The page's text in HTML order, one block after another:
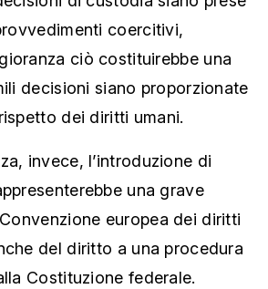
coercitivi,
ciò costituirebbe una
decisioni siano proporzionate
dei diritti umani.
invece, l’introduzione di
una grave
europea dei diritti
del diritto a una procedura
Costituzione federale.